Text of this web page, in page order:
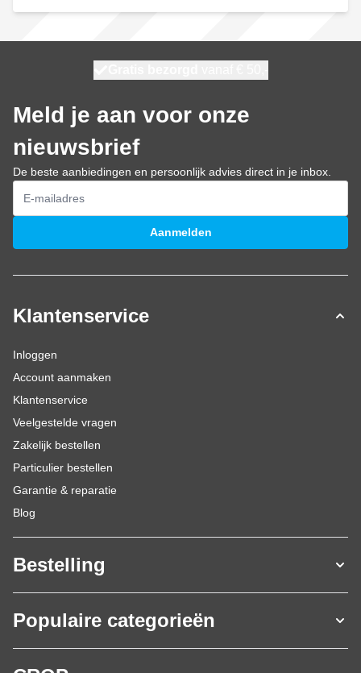
Meld je aan voor onze
nieuwsbrief
De beste aanbiedingen en persoonlijk advies direct in je inbox.
E-mailadres
Aanmelden
Klantenservice
Inloggen
Account aanmaken
Klantenservice
Veelgestelde vragen
Zakelijk bestellen
Particulier bestellen
Garantie & reparatie
Blog
Bestelling
Populaire categorieën